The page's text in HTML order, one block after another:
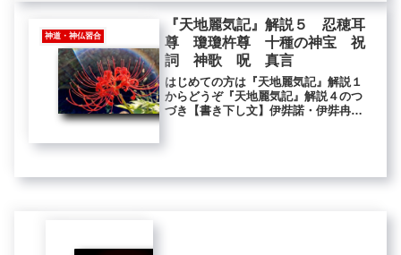
神道・神仏習合
『天地麗気記』解説５ 忍穂耳
尊 瓊瓊杵尊 十種の神宝 祝
詞 神歌 呪 真言
はじめての方は『天地麗気記』解説１
からどうぞ『天地麗気記』解説４のつ
づき【書き下し文】伊弉諾・伊弉冉二
う）...